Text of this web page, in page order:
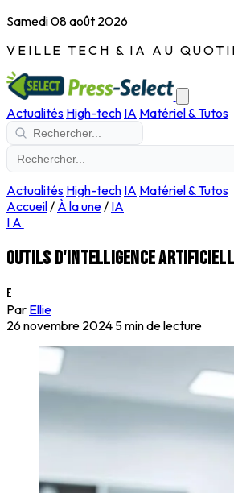
Samedi 08 août 2026
VEILLE TECH & IA AU
Actualités High-tech IA Matériel & Tutos
Actualités High-tech IA Matériel & Tutos
Accueil/ À la une/ IA
IA
Outils d'intelligence
E
Par Ellie
26 novembre 2024 5 min de lecture